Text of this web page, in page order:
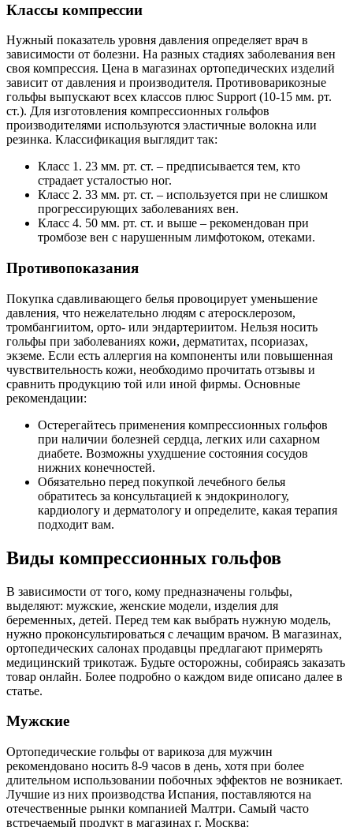
Классы компрессии
Нужный показатель уровня давления определяет врач в
зависимости от болезни. На разных стадиях заболевания вен
своя компрессия. Цена в магазинах ортопедических изделий
зависит от давления и производителя. Противоварикозные
гольфы выпускают всех классов плюс Support (10-15 мм. рт.
ст.). Для изготовления компрессионных гольфов
производителями используются эластичные волокна или
резинка. Классификация выглядит так:
Класс 1. 23 мм. рт. ст. – предписывается тем, кто
страдает усталостью ног.
Класс 2. 33 мм. рт. ст. – используется при не слишком
прогрессирующих заболеваниях вен.
Класс 4. 50 мм. рт. ст. и выше – рекомендован при
тромбозе вен с нарушенным лимфотоком, отеками.
Противопоказания
Покупка сдавливающего белья провоцирует уменьшение
давления, что нежелательно людям с атеросклерозом,
тромбангиитом, орто- или эндартериитом. Нельзя носить
гольфы при заболеваниях кожи, дерматитах, псориазах,
экземе. Если есть аллергия на компоненты или повышенная
чувствительность кожи, необходимо прочитать отзывы и
сравнить продукцию той или иной фирмы. Основные
рекомендации:
Остерегайтесь применения компрессионных гольфов
при наличии болезней сердца, легких или сахарном
диабете. Возможны ухудшение состояния сосудов
нижних конечностей.
Обязательно перед покупкой лечебного белья
обратитесь за консультацией к эндокринологу,
кардиологу и дерматологу и определите, какая терапия
подходит вам.
Виды компрессионных гольфов
В зависимости от того, кому предназначены гольфы,
выделяют: мужские, женские модели, изделия для
беременных, детей. Перед тем как выбрать нужную модель,
нужно проконсультироваться с лечащим врачом. В магазинах,
ортопедических салонах продавцы предлагают примерять
медицинский трикотаж. Будьте осторожны, собираясь заказать
товар онлайн. Более подробно о каждом виде описано далее в
статье.
Мужские
Ортопедические гольфы от варикоза для мужчин
рекомендовано носить 8-9 часов в день, хотя при более
длительном использовании побочных эффектов не возникает.
Лучшие из них производства Испания, поставляются на
отечественные рынки компанией Малтри. Самый часто
встречаемый продукт в магазинах г. Москва: